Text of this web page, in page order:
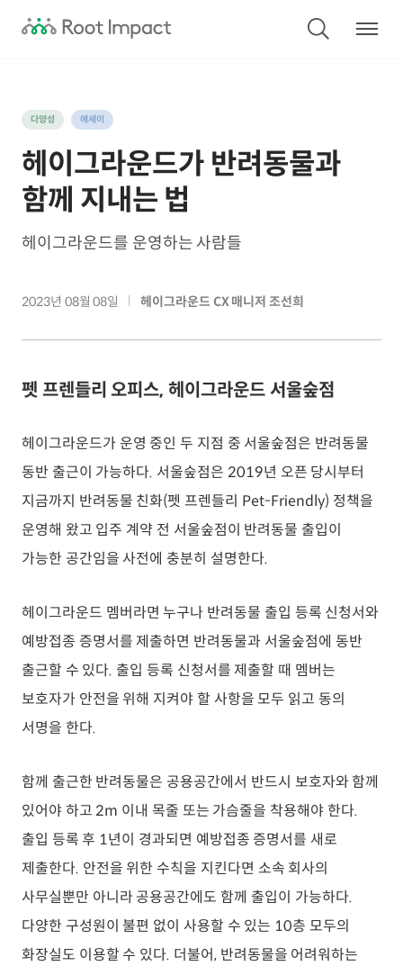
다양성 에세이
헤이그라운드가 반려동물과
함께 지내는 법
헤이그라운드를 운영하는 사람들
2023년 08월 08일 헤이그라운드 CX 매니저 조선희
펫 프렌들리 오피스, 헤이그라운드 서울숲점
헤이그라운드가 운영 중인 두 지점 중 서울숲점은 반려동물
동반 출근이 가능하다. 서울숲점은 2019년 오픈 당시부터
지금까지 반려동물 친화(펫 프렌들리 Pet-Friendly) 정책을
운영해 왔고 입주 계약 전 서울숲점이 반려동물 출입이
가능한 공간임을 사전에 충분히 설명한다.
헤이그라운드 멤버라면 누구나 반려동물 출입 등록 신청서와
예방접종 증명서를 제출하면 반려동물과 서울숲점에 동반
출근할 수 있다. 출입 등록 신청서를 제출할 때 멤버는
보호자가 안전을 위해 지켜야 할 사항을 모두 읽고 동의
서명을 한다.
함께 출근한 반려동물은 공용공간에서 반드시 보호자와 함께
있어야 하고 2m 이내 목줄 또는 가슴줄을 착용해야 한다.
출입 등록 후 1년이 경과되면 예방접종 증명서를 새로
제출한다. 안전을 위한 수칙을 지킨다면 소속 회사의
사무실뿐만 아니라 공용공간에도 함께 출입이 가능하다.
다양한 구성원이 불편 없이 사용할 수 있는 10층 모두의
화장실도 이용할 수 있다. 더불어, 반려동물을 어려워하는